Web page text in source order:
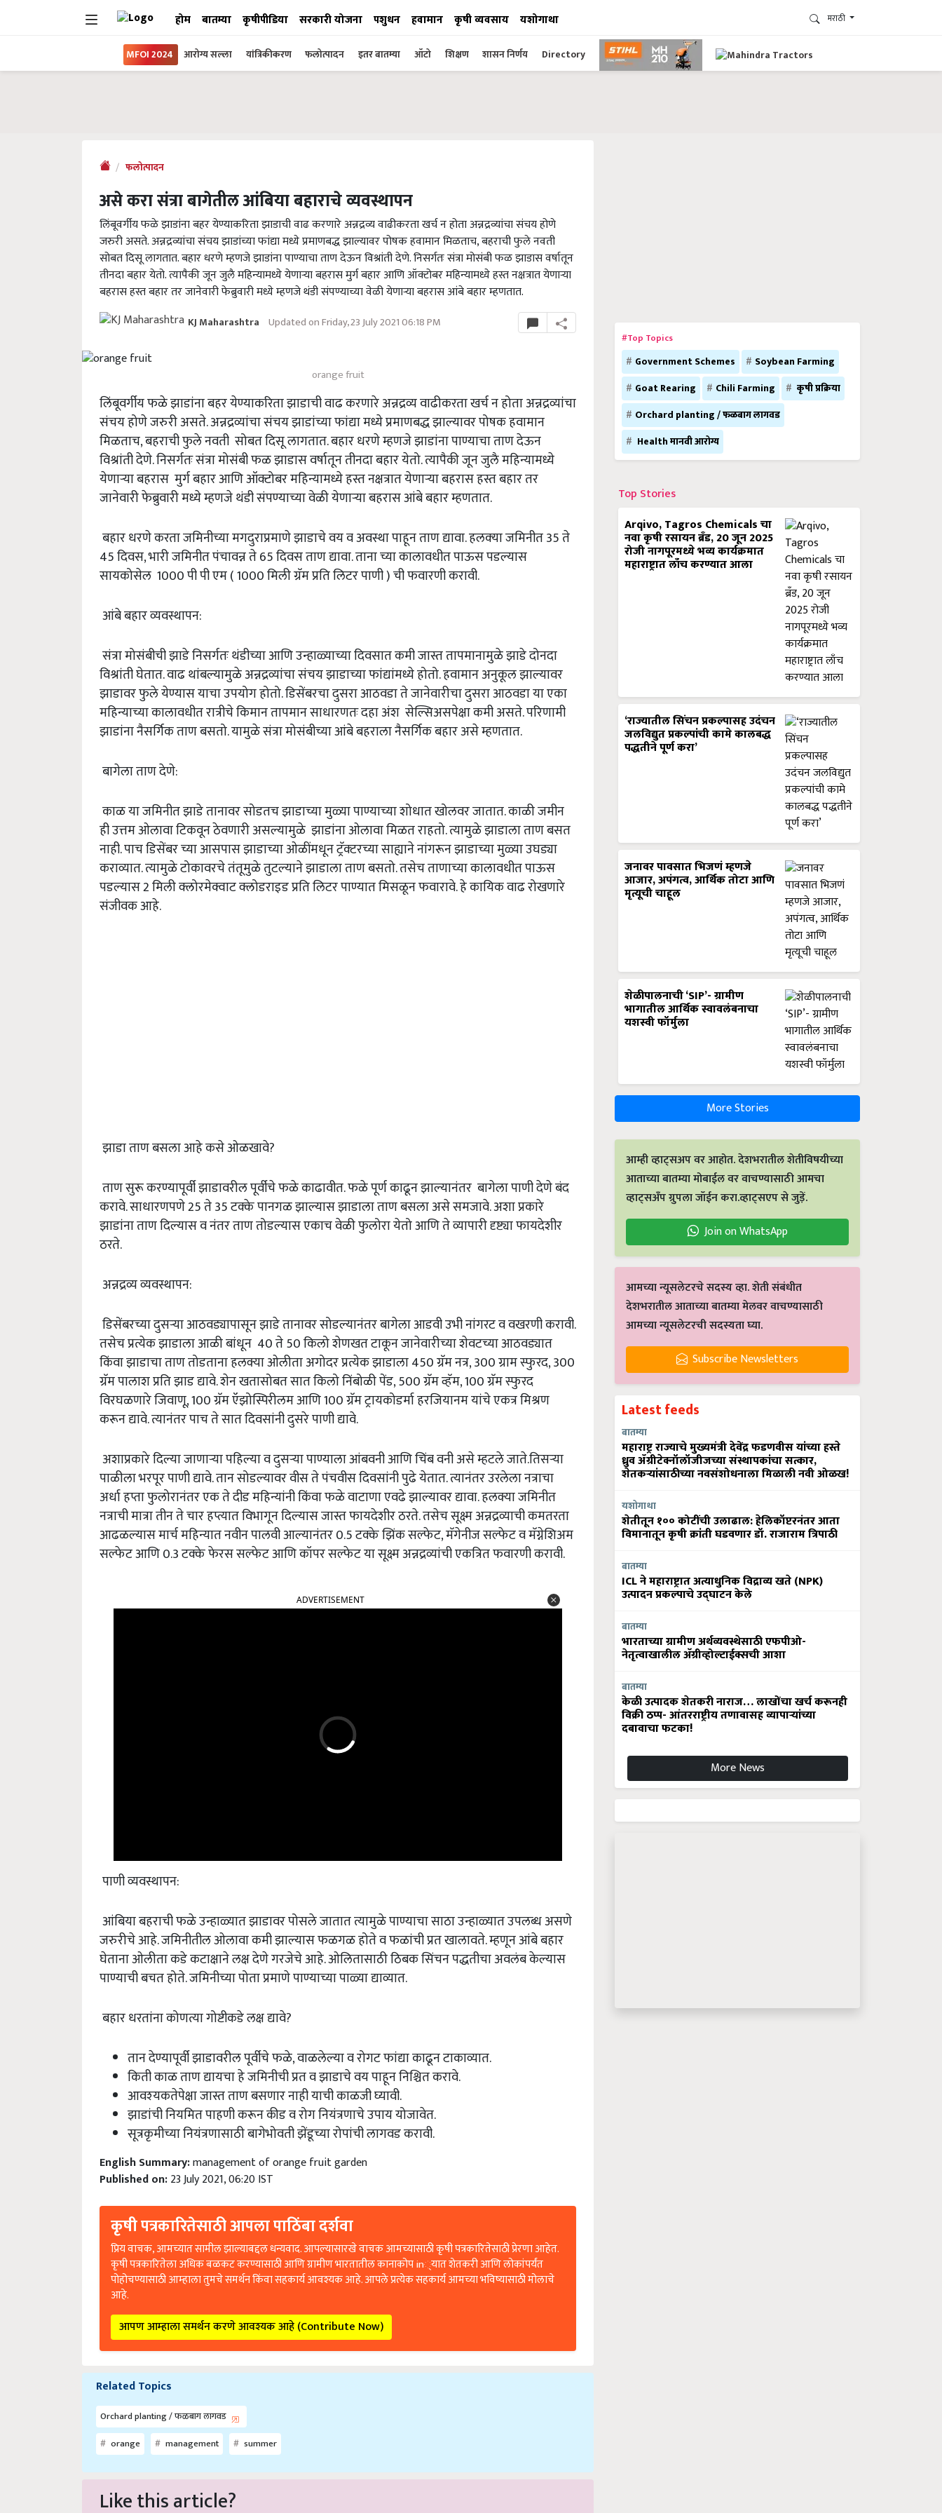
होम बातम्या कृषीपीडिया सरकारी योजना पशुधन हवामान कृषी व्यवसाय यशोगाथा मराठी
MFOI 2024 आरोग्य सल्ला यांत्रिकीकरण फलोत्पादन इतर बातम्या ऑटो शिक्षण शासन निर्णय Directory
फलोत्पादन
असे करा संत्रा बागेतील आंबिया बहाराचे व्यवस्थापन
लिंबूवर्गीय फळे झाडांना बहर येण्याकरिता झाडाची वाढ करणारे अन्नद्रव्य वाढीकरता खर्च न होता अन्नद्रव्यांचा संचय होणे
जरुरी असते. अन्नद्रव्यांचा संचय झाडांच्या फांद्या मध्ये प्रमाणबद्ध झाल्यावर पोषक हवामान मिळताच, बहराची फुले नवती
सोबत दिसू लागतात. बहार धरणे म्हणजे झाडांना पाण्याचा ताण देऊन विश्रांती देणे. निसर्गतः संत्रा मोसंबी फळ झाडास वर्षातून
तीनदा बहार येतो. त्यापैकी जून जुलै महिन्यामध्ये येणाऱ्या बहरास मुर्ग बहार आणि ऑक्टोबर महिन्यामध्ये हस्त नक्षत्रात येणाऱ्या
बहरास हस्त बहार तर जानेवारी फेब्रुवारी मध्ये म्हणजे थंडी संपण्याच्या वेळी येणाऱ्या बहरास आंबे बहार म्हणतात.
KJ Maharashtra Updated on Friday, 23 July 2021 06:18 PM
orange fruit
लिंबूवर्गीय फळे झाडांना बहर येण्याकरिता झाडाची वाढ करणारे अन्नद्रव्य वाढीकरता खर्च न होता अन्नद्रव्यांचा
संचय होणे जरुरी असते. अन्नद्रव्यांचा संचय झाडांच्या फांद्या मध्ये प्रमाणबद्ध झाल्यावर पोषक हवामान
मिळताच, बहराची फुले नवती सोबत दिसू लागतात. बहार धरणे म्हणजे झाडांना पाण्याचा ताण देऊन
विश्रांती देणे. निसर्गतः संत्रा मोसंबी फळ झाडास वर्षातून तीनदा बहार येतो. त्यापैकी जून जुलै महिन्यामध्ये
येणाऱ्या बहरास मुर्ग बहार आणि ऑक्टोबर महिन्यामध्ये हस्त नक्षत्रात येणाऱ्या बहरास हस्त बहार तर
जानेवारी फेब्रुवारी मध्ये म्हणजे थंडी संपण्याच्या वेळी येणाऱ्या बहरास आंबे बहार म्हणतात.
बहार धरणे करता जमिनीच्या मगदुराप्रमाणे झाडाचे वय व अवस्था पाहून ताण द्यावा. हलक्‍या जमिनीत 35 ते
45 दिवस, भारी जमिनीत पंचावन्न ते 65 दिवस ताण द्यावा. ताना च्या कालावधीत पाऊस पडल्यास
सायकोसेल 1000 पी पी एम ( 1000 मिली ग्रॅम प्रति लिटर पाणी ) ची फवारणी करावी.
आंबे बहार व्यवस्थापन:
संत्रा मोसंबीची झाडे निसर्गतः थंडीच्या आणि उन्हाळ्याच्या दिवसात कमी जास्त तापमानामुळे झाडे दोनदा
विश्रांती घेतात. वाढ थांबल्यामुळे अन्नद्रव्यांचा संचय झाडाच्या फांद्यांमध्ये होतो. हवामान अनुकूल झाल्यावर
झाडावर फुले येण्यास याचा उपयोग होतो. डिसेंबरचा दुसरा आठवडा ते जानेवारीचा दुसरा आठवडा या एका
महिन्याच्या कालावधीत रात्रीचे किमान तापमान साधारणतः दहा अंश सेल्सिअसपेक्षा कमी असते. परिणामी
झाडांना नैसर्गिक ताण बसतो. यामुळे संत्रा मोसंबीच्या आंबे बहराला नैसर्गिक बहार असे म्हणतात.
बागेला ताण देणे:
काळ या जमिनीत झाडे तानावर सोडतच झाडाच्या मुळ्या पाण्याच्या शोधात खोलवर जातात. काळी जमीन
ही उत्तम ओलावा टिकवून ठेवणारी असल्यामुळे झाडांना ओलावा मिळत राहतो. त्यामुळे झाडाला ताण बसत
नाही. पाच डिसेंबर च्या आसपास झाडाच्या ओळींमधून ट्रॅक्‍टरच्या साह्याने नांगरून झाडाच्या मुळ्या उघड्या
कराव्यात. त्यामुळे टोकावरचे तंतूमुळे तुटल्याने झाडाला ताण बसतो. तसेच ताणाच्या कालावधीत पाऊस
पडल्यास 2 मिली क्लोरमेक्वाट क्लोडराइड प्रति लिटर पाण्यात मिसळून फवारावे. हे कायिक वाढ रोखणारे
संजीवक आहे.
झाडा ताण बसला आहे कसे ओळखावे?
ताण सुरू करण्यापूर्वी झाडावरील पूर्वीचे फळे काढावीत. फळे पूर्ण काढून झाल्यानंतर बागेला पाणी देणे बंद
करावे. साधारणपणे 25 ते 35 टक्के पानगळ झाल्यास झाडाला ताण बसला असे समजावे. अशा प्रकारे
झाडांना ताण दिल्यास व नंतर ताण तोडल्यास एकाच वेळी फुलोरा येतो आणि ते व्यापारी दृष्ट्या फायदेशीर
ठरते.
अन्नद्रव्य व्यवस्थापन:
डिसेंबरच्या दुसऱ्या आठवड्यापासून झाडे तानावर सोडल्यानंतर बागेला आडवी उभी नांगरट व वखरणी करावी.
तसेच प्रत्येक झाडाला आळी बांधून 40 ते 50 किलो शेणखत टाकून जानेवारीच्या शेवटच्या आठवड्यात
किंवा झाडाचा ताण तोडताना हलक्या ओलीता अगोदर प्रत्येक झाडाला 450 ग्रॅम नत्र, 300 ग्राम स्फुरद, 300
ग्रॅम पालाश प्रति झाड द्यावे. शेन खतासोबत सात किलो निंबोळी पेंड, 500 ग्रॅम व्हॅम, 100 ग्रॅम स्फुरद
विरघळणारे जिवाणू, 100 ग्रॅम ऍझोस्पिरीलम आणि 100 ग्रॅम ट्रायकोडर्मा हरजियानम यांचे एकत्र मिश्रण
करून द्यावे. त्यानंतर पाच ते सात दिवसांनी दुसरे पाणी द्यावे.
अशाप्रकारे दिल्या जाणाऱ्या पहिल्या व दुसऱ्या पाण्याला आंबवनी आणि चिंब वनी असे म्हटले जाते.तिसऱ्या
पाळीला भरपूर पाणी द्यावे. तान सोडल्यावर वीस ते पंचवीस दिवसांनी पुढे येतात. त्यानंतर उरलेला नत्राचा
अर्धा हप्ता फुलोरानंतर एक ते दीड महिन्यांनी किंवा फळे वाटाणा एवढे झाल्यावर द्यावा. हलक्या जमिनीत
नत्राची मात्रा तीन ते चार हप्त्यात विभागून दिल्यास जास्त फायदेशीर ठरते. तसेच सूक्ष्म अन्नद्रव्याची कमतरता
आढळल्यास मार्च महिन्यात नवीन पालवी आल्यानंतर 0.5 टक्के झिंक सल्फेट, मॅगेनीज सल्फेट व मॅग्नेशिअम
सल्फेट आणि 0.3 टक्के फेरस सल्फेट आणि कॉपर सल्फेट या सूक्ष्म अन्नद्रव्यांची एकत्रित फवारणी करावी.
पाणी व्यवस्थापन:
आंबिया बहराची फळे उन्हाळ्यात झाडावर पोसले जातात त्यामुळे पाण्याचा साठा उन्हाळ्यात उपलब्ध असणे
जरुरीचे आहे. जमिनीतील ओलावा कमी झाल्यास फळगळ होते व फळांची प्रत खालावते. म्हणून आंबे बहार
घेताना ओलीता कडे कटाक्षाने लक्ष देणे गरजेचे आहे. ओलितासाठी ठिबक सिंचन पद्धतीचा अवलंब केल्यास
पाण्याची बचत होते. जमिनीच्या पोता प्रमाणे पाण्याच्या पाळ्या द्याव्यात.
बहार धरतांना कोणत्या गोष्टीकडे लक्ष द्यावे?
तान देण्यापूर्वी झाडावरील पूर्वीचे फळे, वाळलेल्या व रोगट फांद्या काढून टाकाव्यात.
किती काळ ताण द्यायचा हे जमिनीची प्रत व झाडाचे वय पाहून निश्चित करावे.
आवश्‍यकतेपेक्षा जास्त ताण बसणार नाही याची काळजी घ्यावी.
झाडांची नियमित पाहणी करून कीड व रोग नियंत्रणाचे उपाय योजावेत.
सूत्रकृमीच्या नियंत्रणासाठी बागेभोवती झेंडूच्या रोपांची लागवड करावी.
English Summary:management of orange fruit garden
Published on: 23 July 2021, 06:20 IST
कृषी पत्रकारितेसाठी आपला पाठिंबा दर्शवा
प्रिय वाचक, आमच्यात सामील झाल्याबद्दल धन्यवाद. आपल्यासारखे वाचक आमच्यासाठी कृषी पत्रकारितेसाठी प्रेरणा आहेत.
कृषी पत्रकारितेला अधिक बळकट करण्यासाठी आणि ग्रामीण भारतातील कानाकोप in्यात शेतकरी आणि लोकांपर्यंत
पोहोचण्यासाठी आम्हाला तुमचे समर्थन किंवा सहकार्य आवश्यक आहे. आपले प्रत्येक सहकार्य आमच्या भविष्यासाठी मोलाचे
आहे.
आपण आम्हाला समर्थन करणे आवश्यक आहे (Contribute Now)
Related Topics
Orchard planting / फळबाग लागवड
orange
management summer
Like this article?
#Top Topics
Government Schemes
Soybean Farming
Goat Rearing
Chili Farming
कृषी प्रक्रिया
Orchard planting / फळबाग लागवड
Health मानवी आरोग्य
Top Stories
Arqivo, Tagros Chemicals चा
नवा कृषी रसायन ब्रँड, 20 जून 2025
रोजी नागपूरमध्ये भव्य कार्यक्रमात
महाराष्ट्रात लाँच करण्यात आला
‘राज्यातील सिंचन प्रकल्पासह उदंचन
जलविद्युत प्रकल्पांची कामे कालबद्ध
पद्धतीने पूर्ण करा’
जनावर पावसात भिजणं म्हणजे
आजार, अपंगत्व, आर्थिक तोटा आणि
मृत्यूची चाहूल
शेळीपालनाची ‘SIP’- ग्रामीण
भागातील आर्थिक स्वावलंबनाचा
यशस्वी फॉर्मुला
More Stories
आम्ही व्हाट्सअप वर आहोत. देशभरातील शेतीविषयीच्या
आताच्या बातम्या मोबाईल वर वाचण्यासाठी आमचा
व्हाट्सअँप ग्रुपला जॉईन करा.व्हाट्सएप से जुड़ें.
Join on WhatsApp
आमच्या न्यूसलेटरचे सदस्य व्हा. शेती संबंधीत
देशभरातील आताच्या बातम्या मेलवर वाचण्यासाठी
आमच्या न्यूसलेटरची सदस्यता घ्या.
Subscribe Newsletters
Latest feeds
बातम्या
महाराष्ट्र राज्याचे मुख्यमंत्री देवेंद्र फडणवीस यांच्या हस्ते
ध्रुव ॲग्रीटेक्नॉलॉजीजच्या संस्थापकांचा सत्कार,
शेतकऱ्यांसाठीच्या नवसंशोधनाला मिळाली नवी ओळख!
यशोगाथा
शेतीतून १०० कोटींची उलाढाल: हेलिकॉप्टरनंतर आता
विमानातून कृषी क्रांती घडवणार डॉ. राजाराम त्रिपाठी
बातम्या
ICL ने महाराष्ट्रात अत्याधुनिक विद्राव्य खते (NPK)
उत्पादन प्रकल्पाचे उद्घाटन केले
बातम्या
भारताच्या ग्रामीण अर्थव्यवस्थेसाठी एफपीओ-
नेतृत्वाखालील अ‍ॅग्रीव्होल्टाईक्सची आशा
बातम्या
केळी उत्पादक शेतकरी नाराज… लाखोंचा खर्च करूनही
विक्री ठप्प- आंतरराष्ट्रीय तणावासह व्यापाऱ्यांच्या
दबावाचा फटका!
More News